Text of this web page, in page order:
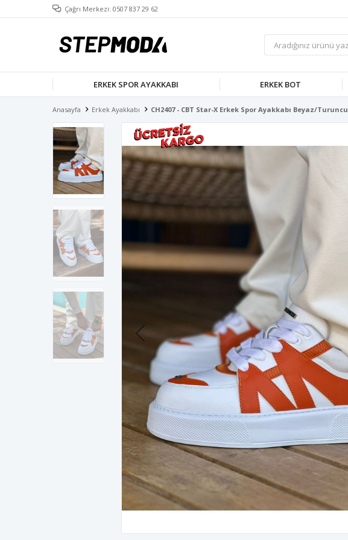
Çağrı Merkezi: 0507 837 29 62
ERKEK SPOR AYAKKABI ERKEK BOT
Anasayfa Erkek Ayakkabı CH2407 - CBT Star-X Erkek Spor Ayakkabı Beyaz/Turuncu